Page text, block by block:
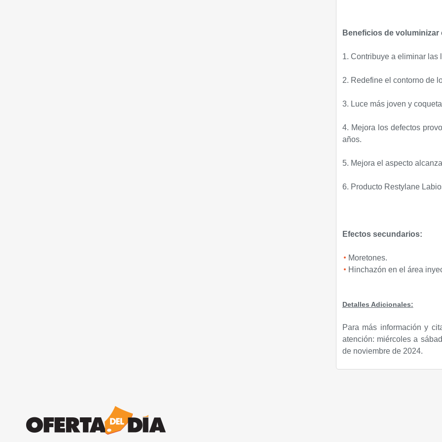
Beneficios de
1. Contribuye a eliminar las
2. Redefine el contorno de
3. Luce más joven y
4. Mejora los defectos
años.
5. Mejora el aspecto
6. Producto Restylane
Efectos secundarios:
Moretones.
Hinchazón en el área
Detalles Adicionales:
Para más información y
atención: miércoles a
de noviembre de 2024.